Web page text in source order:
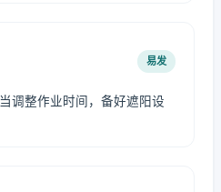
易发
调整作业时间，备好遮阳设